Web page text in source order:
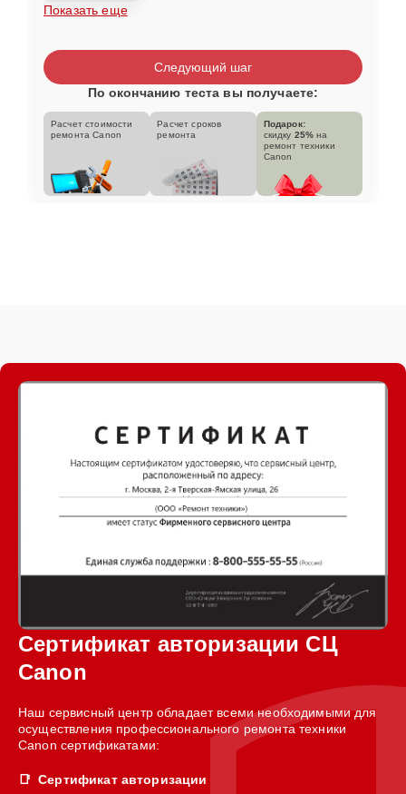
Показать еще
Следующий шаг
По окончанию теста вы получаете:
Расчет стоимости
ремонта Canon
Расчет сроков
ремонта
Подарок:
скидку 25% на
ремонт техники
Canon
Сертификат авторизации СЦ
Canon
Наш сервисный центр обладает всеми необходимыми для
осуществления профессионального ремонта техники
Canon сертификатами:
Сертификат авторизации